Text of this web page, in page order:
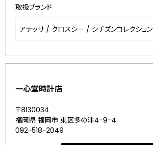
取扱ブランド
アテッサ / クロスシー / シチズンコレクション
一心堂時計店
〒8130034
福岡県 福岡市 東区多の津4-9-4
092-518-2049